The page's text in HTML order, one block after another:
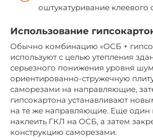
оштукатуривание клеевого
Использование
Обычно комбинацию «ОСБ +
используют с целью утепления
серьезного понижения уровня
ориентированно-стружечную
саморезами на направляющие,
гипсокартона устанавливают
на те же направляющие. Еще один
наклеить ГКЛ на ОСБ, а затем
конструкцию саморезами.